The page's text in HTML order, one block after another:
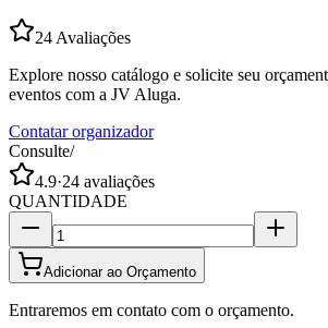
24 Avaliações
Explore nosso catálogo e solicite seu
eventos com a JV Aluga.
Contatar organizador
Consulte/
4.9·24 avaliações
QUANTIDADE
Adicionar ao Orçamento
Entraremos em contato com o orçamento.